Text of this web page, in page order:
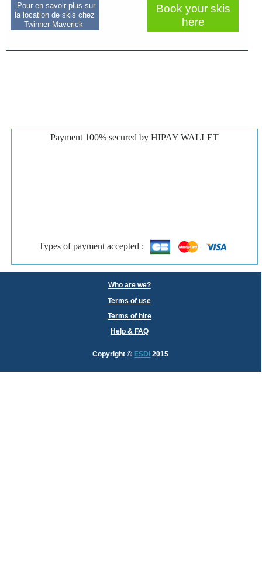
Pour en savoir plus sur
la location de skis chez
Twinner Maverick
Book your skis
here
Payment 100% secured by HIPAY WALLET
Types of payment accepted :
Who are we?
Terms of use
Terms of hire
Help & FAQ
Copyright© ESDI 2015